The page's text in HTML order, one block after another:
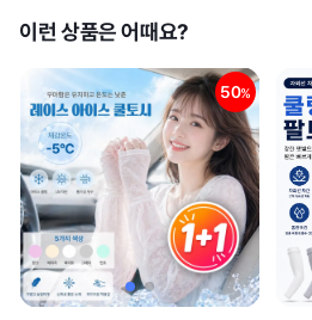
이런 상품은 어때요?
50%